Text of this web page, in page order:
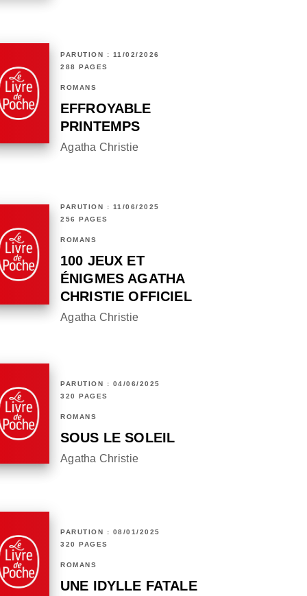
PARUTION : 11/02/2026
288 PAGES
ROMANS
EFFROYABLE
PRINTEMPS
Agatha Christie
PARUTION : 11/06/2025
256 PAGES
ROMANS
100 JEUX ET
ÉNIGMES AGATHA
CHRISTIE OFFICIEL
Agatha Christie
PARUTION : 04/06/2025
320 PAGES
ROMANS
SOUS LE SOLEIL
Agatha Christie
PARUTION : 08/01/2025
320 PAGES
ROMANS
UNE IDYLLE FATALE